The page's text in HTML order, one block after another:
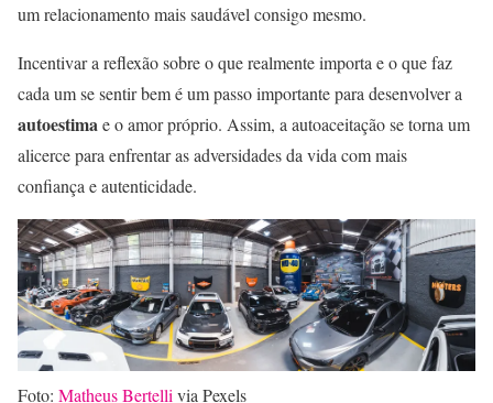
um relacionamento mais saudável consigo mesmo.
Incentivar a reflexão sobre o que realmente importa e o que faz
cada um se sentir bem é um passo importante para desenvolver a
autoestimae o amor próprio. Assim, a autoaceitação se torna um
alicerce para enfrentar as adversidades da vida com mais
confiança e autenticidade.
Foto: Matheus Bertellivia Pexels